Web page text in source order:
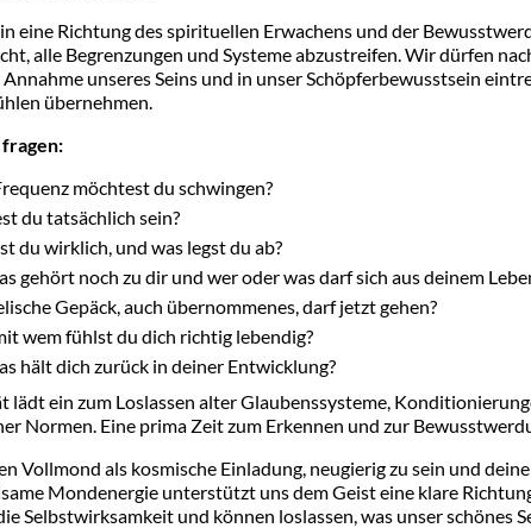
eine Richtung des spirituellen Erwachens und der
alle Begrenzungen und Systeme abzustreifen. Wir dürfen
unseres Seins und in unser Schöpferbewusstsein
übernehmen.
möchtest du schwingen?
du tatsächlich sein?
du wirklich, und was legst du ab?
gehört noch zu dir und wer oder was darf sich aus deinem
Gepäck, auch übernommenes, darf jetzt gehen?
wem fühlst du dich richtig lebendig?
hält dich zurück in deiner Entwicklung?
lädt ein zum Loslassen alter Glaubenssysteme,
Normen. Eine prima Zeit zum Erkennen und zur
Vollmond als kosmische Einladung, neugierig zu sein und
Mondenergie unterstützt uns dem Geist eine klare
Selbstwirksamkeit und können loslassen, was unser schönes